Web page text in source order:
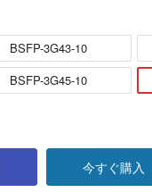
BSFP-3G43-10
BSFP-3G45-10
今すぐ購入